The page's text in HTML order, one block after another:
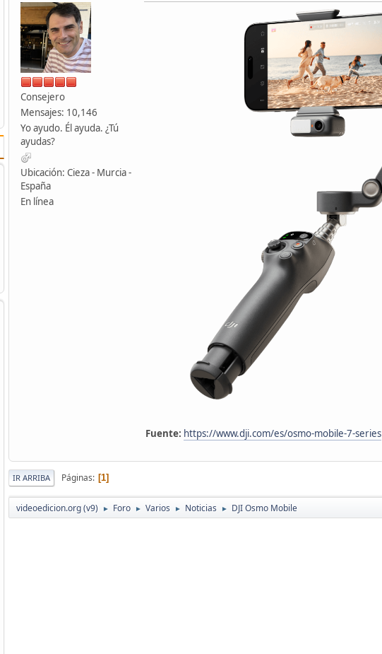
Consejero
Mensajes: 10,146
Yo ayudo. Él ayuda. ¿Tú
ayudas?
Ubicación: Cieza - Murcia -
España
En línea
Fuente: https://www.dji.com/es/osmo-mobile-7-series
IR ARRIBA Páginas 1
videoedicion.org (v9) ► Foro ► Varios ► Noticias ► DJI Osmo Mobile